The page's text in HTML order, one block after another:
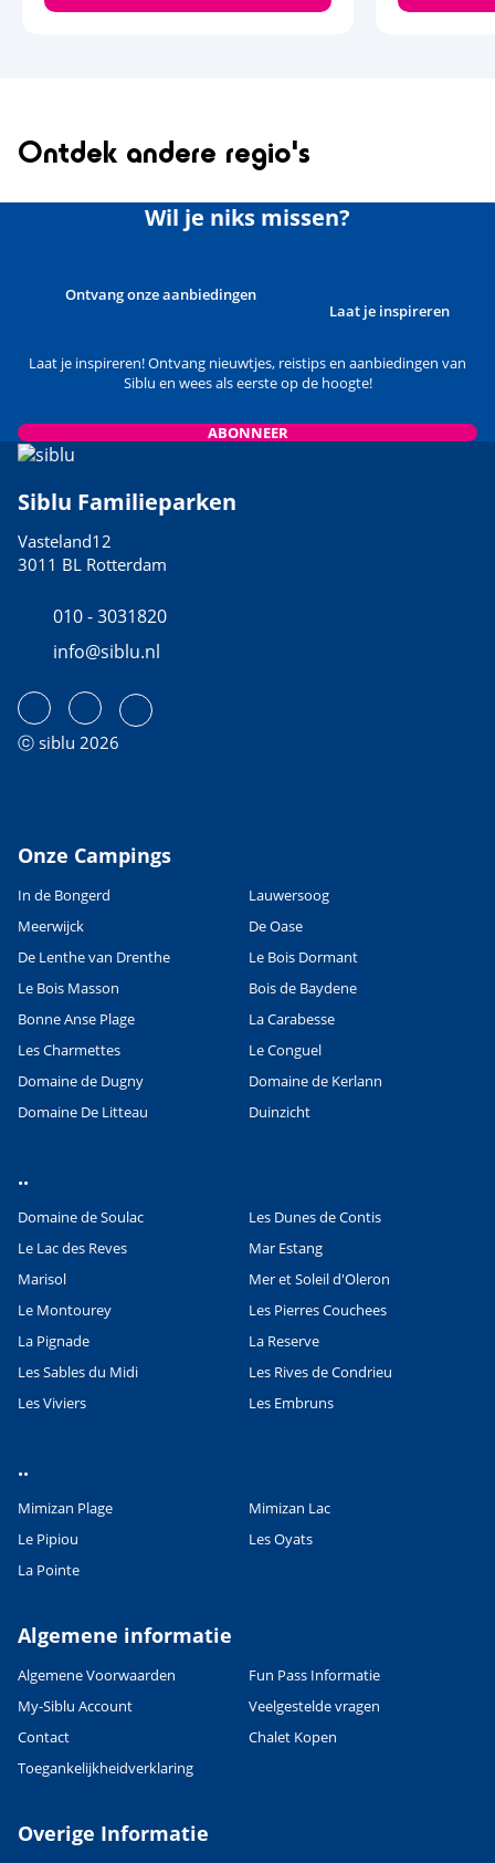
Ontdek andere regio's
Wil je niks missen?
Ontvang onze aanbiedingen
Laat je inspireren
Laat je inspireren! Ontvang nieuwtjes, reistips en aanbiedingen van
Siblu en wees als eerste op de hoogte!
ABONNEER
Siblu Familieparken
Vasteland12
3011 BL Rotterdam
010 - 3031820
info@siblu.nl
ⓒ siblu 2026
Onze Campings
In de Bongerd
Lauwersoog
Meerwijck
De Oase
De Lenthe van Drenthe
Le Bois Dormant
Le Bois Masson
Bois de Baydene
Bonne Anse Plage
La Carabesse
Les Charmettes
Le Conguel
Domaine de Dugny
Domaine de Kerlann
Domaine De Litteau
Duinzicht
..
Domaine de Soulac
Les Dunes de Contis
Le Lac des Reves
Mar Estang
Marisol
Mer et Soleil d'Oleron
Le Montourey
Les Pierres Couchees
La Pignade
La Reserve
Les Sables du Midi
Les Rives de Condrieu
Les Viviers
Les Embruns
..
Mimizan Plage
Mimizan Lac
Le Pipiou
Les Oyats
La Pointe
Algemene informatie
Algemene Voorwaarden
Fun Pass Informatie
My-Siblu Account
Veelgestelde vragen
Contact
Chalet Kopen
Toegankelijkheidverklaring
Overige Informatie